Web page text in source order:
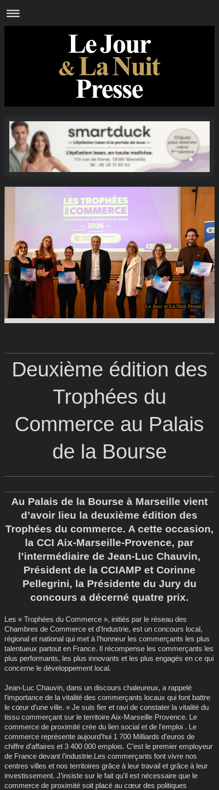
Le Jour et La Nuit Presse
Deuxième édition des
Trophées du
Commerce au Palais
de la Bourse
Au Palais de la Bourse à Marseille vient
d’avoir lieu la deuxième édition des
Trophées du commerce. A cette occasion,
la CCI Aix-Marseille-Provence, par
l’intermédiaire de Jean-Luc Chauvin,
Président de la CCIAMP et Corinne
Pellegrini, la Présidente du Jury du
concours a décerné quatre prix.
Les « Trophées du Commerce », initiés par le réseau des
Chambres de Commerce et d'Industrie, est un concours local,
régional et national qui met à l’honneur les commerçants les plus
talentueux partout en France. Il récompense les commerçants les
plus performants, les plus innovants et les plus engagés en ce qui
concerne le développement local.
Jean-Luc Chauvin, dans un discours chaleureux, a rappelé
l’importance de la vitalité des commerçants locaux qui font battre
le cœur d’une ville. « Je suis fier et ravi de constater la vitalité du
tissu commerçant sur le territoire Aix-Marseille Provence. Le
commerce de proximité crée du lien social et de l’emploi . Le
commerce représente aujourd’hui 1 700 Milliards d’euros de
chiffre d’affaires et 3 400 000 emplois. C’est le premier employeur
de France devant l’industrie.Les commerçants font vivre nos
centres villes et nos territoires grâce à leur travail et grâce à leur
investissement. J’insiste sur le fait qu’il est nécessaire que le
commerce de proximité soit placé au cœur des politiques